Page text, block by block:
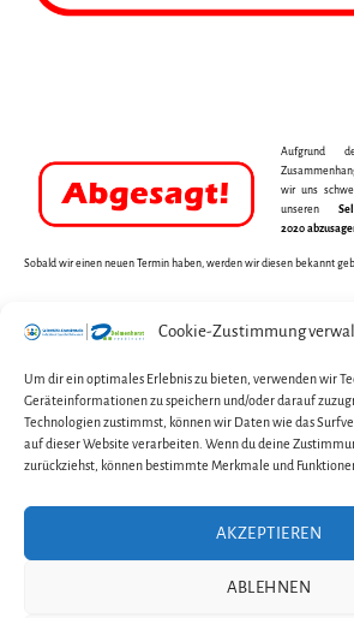
Cookie-Zustimmung
Um dir ein optimales Erlebnis zu bieten, verwenden wir
Geräteinformationen zu speichern und/oder darauf
Technologien zustimmst, können wir Daten wie das
auf dieser Website verarbeiten. Wenn du deine
zurückziehst, können bestimmte Merkmale und
AKZEPTIEREN
ABLEHNEN
Aufgrund
wir uns
unseren
2020
Sobald wir einen neuen Termin haben, werden wir diesen bekannt
← Blitzlicht –
→ Schaar-Haus bleibt geschlossen
Kontakt Impressum